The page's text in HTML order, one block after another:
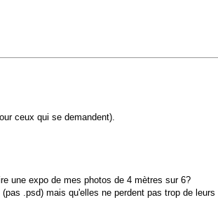
ceux qui se demandent).
une expo de mes photos de 4 mètres sur 6?
.psd) mais qu'elles ne perdent pas trop de leurs